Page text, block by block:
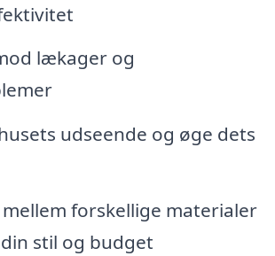
lækager og
udseende og øge dets
forskellige materialer
stil og budget